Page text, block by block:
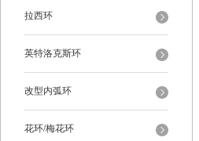
拉西环
英特洛克斯环
改型内弧环
花环/梅花环